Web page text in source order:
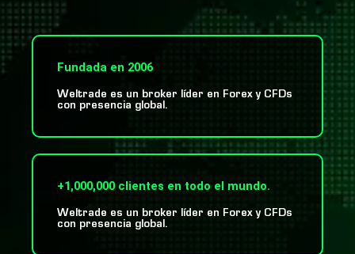
Fundada en 2006
Weltrade es un broker líder en Forex y CFDs
con presencia global.
+1,000,000 clientes en todo el mundo.
Weltrade es un broker líder en Forex y CFDs
con presencia global.